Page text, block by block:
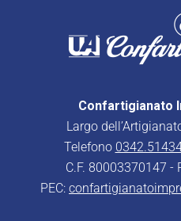
Confartigianato
Largo
Telefono
C.F. 80003370147 -
PEC: